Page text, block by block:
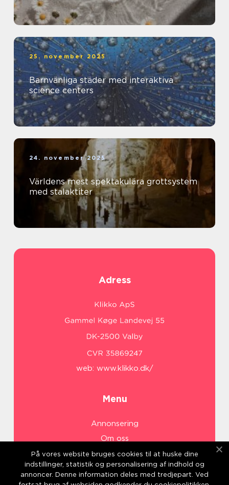
25. november 2025
Barnvänliga städer med interaktiva
science centers
24. november 2025
Världens mest spektakulära grottsystem
med stalaktiter
Adress
web: www.klikko.dk/
Menu
Annonsering
Om oss
Cookies
Kontakta oss
Sitemap
På vores website bruges cookies til at huske dine
indstillinger, statistik og personalisering af indhold og
annoncer. Denne information deles med tredjepart. Ved